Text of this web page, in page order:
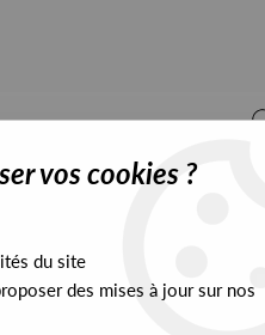
PRESALES EXCLUSIVES
vos cookies ?
du site
des mises à jour sur nos